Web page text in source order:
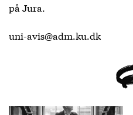
på Jura.
uni-avis@adm.ku.dk